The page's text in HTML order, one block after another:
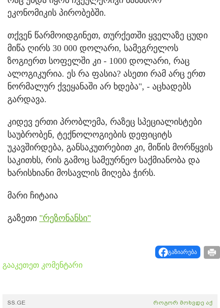
ეკონომიკის პირობებში.
თქვენ წარმოიდგინეთ, თურქეთში ყველაზე ცუდი
მიწა ღირს 30 000 დოლარი, სამეგრელოს
ზოგიერთ სოფელში კი - 1000 დოლარი, რაც
ალოგიკურია. ეს რა ფასია? ასეთი რამ არც ერთ
ნორმალურ ქვეყანაში არ ხდება", - აცხადებს
გარდავა.
კიდევ ერთი პრობლემა, რაზეც სპეციალისტები
საუბრობენ, ტექნოლოგიების დეფიციტს
უკავშირდება, განსაკუთრებით კი, მიწის მორწყვის
საკითხს, რის გამოც სამეურნეო საქმიანობა და
ხარისხიანი მოსავლის მიღება ჭირს.
მარი ჩიტაია
გაზეთი "რეზონანსი"
გაზიარება
გააკეთეთ კომენტარი
SS.GE როგორ მოხვდე აქ